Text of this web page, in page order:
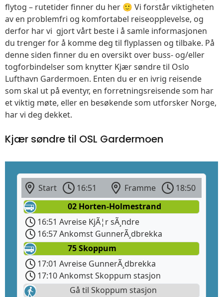
flytog – rutetider finner du her 🙂 Vi forstår viktigheten
av en problemfri og komfortabel reiseopplevelse, og
derfor har vi gjort vårt beste i å samle informasjonen
du trenger for å komme deg til flyplassen og tilbake. På
denne siden finner du en oversikt over buss- og/eller
togforbindelser som knytter Kjær søndre til Oslo
Lufthavn Gardermoen. Enten du er en ivrig reisende
som skal ut på eventyr, en forretningsreisende som har
et viktig møte, eller en besøkende som utforsker Norge,
har vi deg dekket.
Kjær søndre til OSL Gardermoen
Start 16:51 Framme
18:50
02 Horten-Holmestrand
16:51 Avreise KjÃ¦r sÃ¸ndre
16:57 Ankomst GunnerÃ¸dbrekka
75 Skoppum
17:01 Avreise GunnerÃ¸dbrekka
17:10 Ankomst Skoppum stasjon
Gå til Skoppum stasjon